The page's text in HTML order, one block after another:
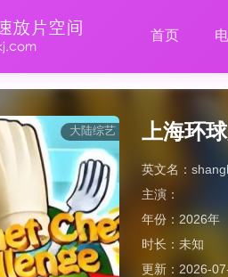
首页
大陆综艺 上海环
英文名：
主演：
年份： 2026年
时长： 未知
更新： 2026-